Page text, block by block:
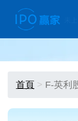
首頁 F-英利